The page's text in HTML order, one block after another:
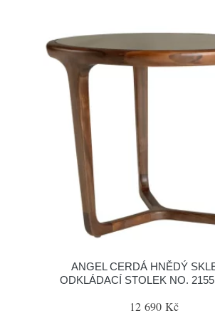
ANGEL CERDÁ HNĚDÝ
ODKLÁDACÍ STOLEK NO.
12 690 Kč